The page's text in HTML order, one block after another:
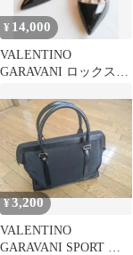
¥ 14,000
VALENTINO
GARAVANI ロックスタ
¥3,200
VALENTINO
GARAVANI SPORT バ